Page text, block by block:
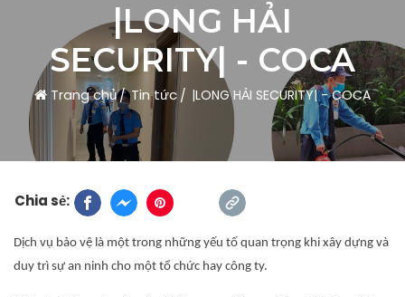
|LONG HẢI
SECURITY| - COCA
Trang chủ Tin tức |LONG HẢI SECURITY| - COCA
Chia sẻ:
Dịch vụ bảo vệ là một trong những yếu tố quan trọng khi xây dựng và
duy trì sự an ninh cho một tổ chức hay công ty.